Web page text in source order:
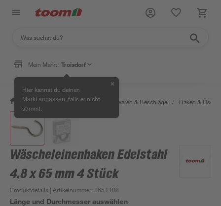
Mein Markt: Troisdorf
Hier kannst du deinen
Markt anpassen , falls er nicht
stimmt.
✕
/ Werkstatt & Maschinen / Eisenwaren & Beschläge / Haken & Ösen
Wäscheleinenhaken Edelstahl
4,8 x 65 mm 4 Stück
Produktdetails | Artikelnummer: 1651108
Länge und Durchmesser auswählen